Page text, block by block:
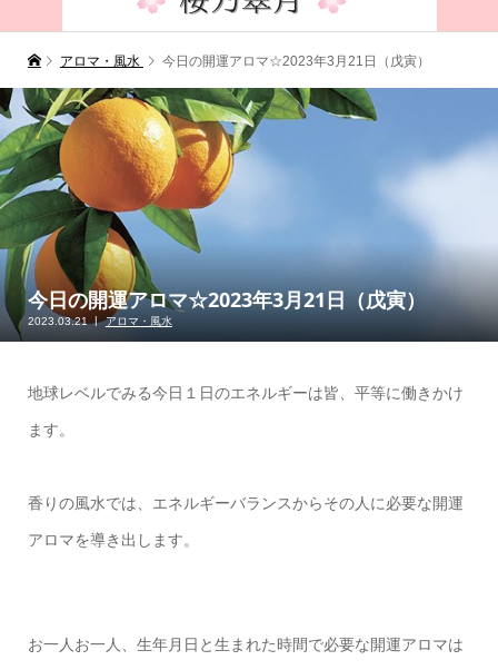
アロマ・風水 今日の開運アロマ☆2023年3月21日（戊寅）
今日の開運アロマ☆2023年3月21日（戊寅）
2023.03.21 アロマ・風水
地球レベルでみる今日１日のエネルギーは皆、平等に働きかけ
ます。
香りの風水では、エネルギーバランスからその人に必要な開運
アロマを導き出します。
お一人お一人、生年月日と生まれた時間で必要な開運アロマは